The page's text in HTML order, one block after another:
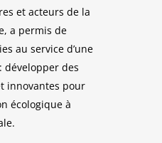
et acteurs de la
a permis de
au service d’une
développer des
innovantes pour
écologique à